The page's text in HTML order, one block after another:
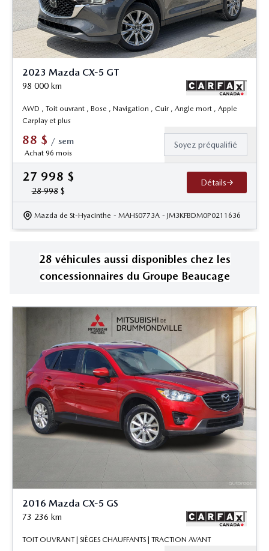
2023 Mazda CX-5 GT
98 000 km
AWD , Toit ouvrant , Bose , Navigation , Cuir , Angle mort , Apple
Carplay et plus
88 $ / sem
Achat 96 mois
Soyez préqualifié
27 998 $
28 998$
Détails
Mazda de St-Hyacinthe - MAHS0773A - JM3KFBDM0P0211636
28 véhicules aussi disponibles chez les
concessionnaires du Groupe Beaucage
2016 Mazda CX-5 GS
73 236 km
TOIT OUVRANT | SIÈGES CHAUFFANTS | TRACTION AVANT